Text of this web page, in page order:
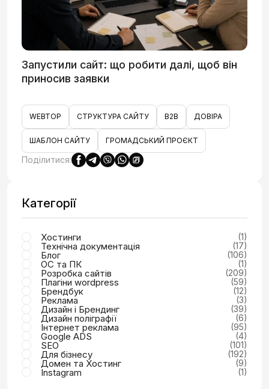
Запустили сайт: що робити далі, щоб він
приносив заявки
WEBTOP СТРУКТУРА САЙТУ B2B ДОВІРА
ШАБЛОН САЙТУ ГРОМАДСЬКИЙ ПРОЄКТ
Поділитися:
Категорії
Хостинги (1)
Технічна документація (17)
Блог (106)
ОС та ПК (1)
Розробка сайтів (209)
Плагіни wordpress (59)
Брендбук (12)
Реклама (3)
Дизайн і Брендинг (39)
Дизайн поліграфії (6)
Інтернет реклама (95)
Google ADS (4)
SEO (101)
Для бізнесу (192)
Домен та Хостинг (9)
Instagram (1)